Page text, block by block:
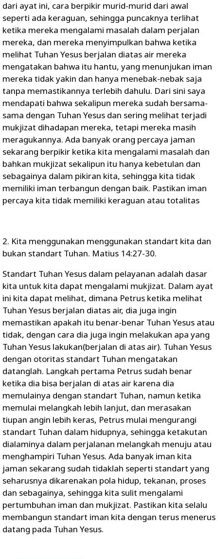
dari ayat ini, cara berpikir murid-murid dari awal
seperti ada keraguan, sehingga puncaknya terlihat
ketika mereka mengalami masalah dalam perjalan
mereka, dan mereka menyimpulkan bahwa ketika
melihat Tuhan Yesus berjalan diatas air mereka
mengatakan bahwa itu hantu, yang menunjukan iman
mereka tidak yakin dan hanya menebak-nebak saja
tanpa memastikannya terlebih dahulu. Dari sini saya
mendapati bahwa sekalipun mereka sudah bersama-
sama dengan Tuhan Yesus dan sering melihat terjadi
mukjizat dihadapan mereka, tetapi mereka masih
meragukannya. Ada banyak orang percaya jaman
sekarang berpikir ketika kita mengalami masalah dan
bahkan mukjizat sekalipun itu hanya kebetulan dan
sebagainya dalam pikiran kita, sehingga kita tidak
memiliki iman terbangun dengan baik. Pastikan iman
percaya kita tidak memiliki keraguan atau totalitas
2. Kita menggunakan menggunakan standart kita dan
bukan standart Tuhan. Matius 14:27-30.
Standart Tuhan Yesus dalam pelayanan adalah dasar
kita untuk kita dapat mengalami mukjizat. Dalam ayat
ini kita dapat melihat, dimana Petrus ketika melihat
Tuhan Yesus berjalan diatas air, dia juga ingin
memastikan apakah itu benar-benar Tuhan Yesus atau
tidak, dengan cara dia juga ingin melakukan apa yang
Tuhan Yesus lakukan(berjalan di atas air). Tuhan Yesus
dengan otoritas standart Tuhan mengatakan
datanglah. Langkah pertama Petrus sudah benar
ketika dia bisa berjalan di atas air karena dia
memulainya dengan standart Tuhan, namun ketika
memulai melangkah lebih lanjut, dan merasakan
tiupan angin lebih keras, Petrus mulai mengurangi
standart Tuhan dalam hidupnya, sehingga ketakutan
dialaminya dalam perjalanan melangkah menuju atau
menghampiri Tuhan Yesus. Ada banyak iman kita
jaman sekarang sudah tidaklah seperti standart yang
seharusnya dikarenakan pola hidup, tekanan, proses
dan sebagainya, sehingga kita sulit mengalami
pertumbuhan iman dan mukjizat. Pastikan kita selalu
membangun standart iman kita dengan terus menerus
datang pada Tuhan Yesus.